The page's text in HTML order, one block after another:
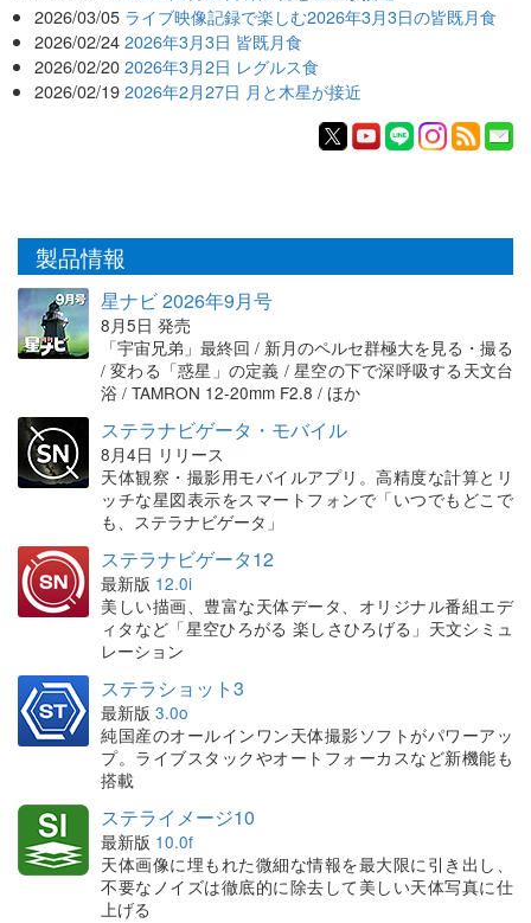
2026/03/05 ライブ映像記録で楽しむ2026年3月3日の皆既月食
2026/02/24 2026年3月3日 皆既月食
2026/02/20 2026年3月2日 レグルス食
2026/02/19 2026年2月27日 月と木星が接近
製品情報
星ナビ 2026年9月号
8月5日 発売
「宇宙兄弟」最終回 / 新月のペルセ群極大を見る・撮る
/ 変わる「惑星」の定義 / 星空の下で深呼吸する天文台
浴 / TAMRON 12-20mm F2.8 / ほか
ステラナビゲータ・モバイル
8月4日 リリース
天体観察・撮影用モバイルアプリ。高精度な計算とリ
ッチな星図表示をスマートフォンで「いつでもどこで
も、ステラナビゲータ」
ステラナビゲータ12
最新版 12.0i
美しい描画、豊富な天体データ、オリジナル番組エデ
ィタなど「星空ひろがる 楽しさひろげる」天文シミュ
レーション
ステラショット3
最新版 3.0o
純国産のオールインワン天体撮影ソフトがパワーアッ
プ。ライブスタックやオートフォーカスなど新機能も
搭載
ステライメージ10
最新版 10.0f
天体画像に埋もれた微細な情報を最大限に引き出し、
不要なノイズは徹底的に除去して美しい天体写真に仕
上げる